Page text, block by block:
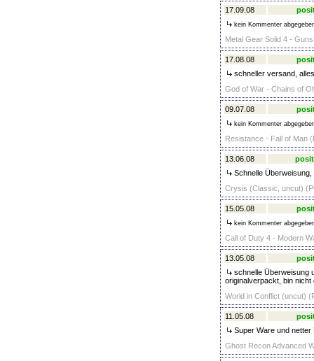
17.09.08
kein Kommenter
Metal Gear Solid 4 -
17.08.08
schneller versand,
God of War - Chains of
09.07.08
kein Kommenter
Resistance - Fall of Man
13.06.08
Schnelle
Crysis (Classic, uncut)
15.05.08
kein Kommenter
Call of Duty 4 - Modern
13.05.08
schnelle Überweisung
originalverpackt, bin
World in Conflict (uncut)
11.05.08
Super Ware und netter
Ghost Recon Advanced